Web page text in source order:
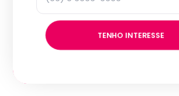
TENHO INTERESSE